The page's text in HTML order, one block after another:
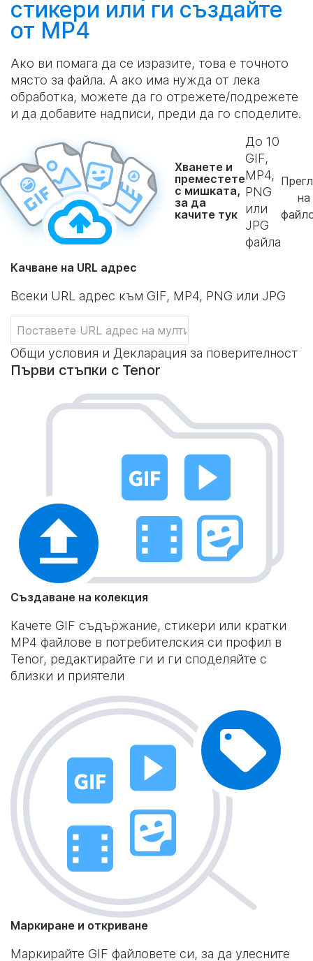
стикери или ги създайте
от MP4
Ако ви помага да се изразите, това е точното
място за файла. А ако има нужда от лека
обработка, можете да го отрежете/подрежете
и да добавите надписи, преди да го споделите.
Хванете и
преместете
с мишката,
за да
качите тук
До 10
GIF,
MP4,
PNG
или
JPG
файла
на
Качване на URL адрес
Всеки URL адрес към GIF, MP4, PNG или JPG
Общи условия и Декларация за поверителност
Първи стъпки с Tenor
Създаване на колекция
Качете GIF съдържание, стикери или кратки
MP4 файлове в потребителския си профил в
Tenor, редактирайте ги и ги споделяйте с
близки и приятели
Маркиране и откриване
Маркирайте GIF файловете си, за да улесните